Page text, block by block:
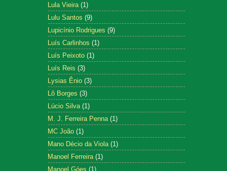
Lula Vieira (1)
Lulu Santos (9)
Lupicínio Rodrigues (9)
Luís Carlinhos (1)
Luís Peixoto (1)
Luís Reis (3)
Lysias Ênio (3)
Lô Borges (3)
Lúcio Silva (1)
M. J. Ferreira Penna (1)
MC João (1)
Mano Décio da Viola (1)
Manoel Ferreira (1)
Manoel Góes (1)